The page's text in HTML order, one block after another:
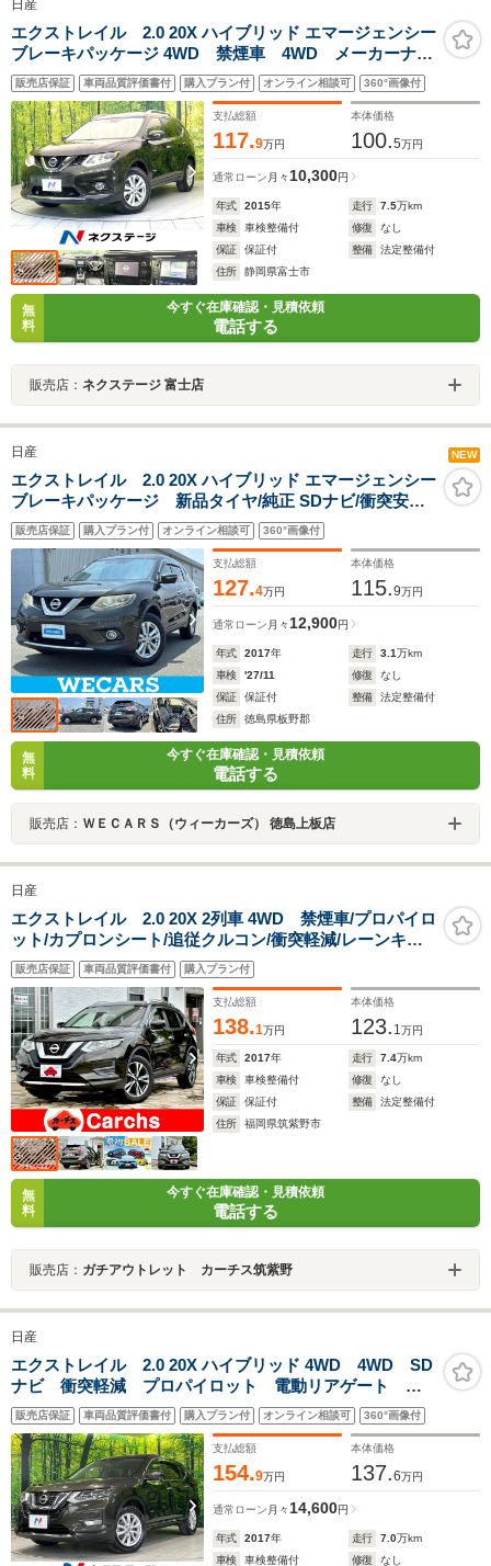
日産
エクストレイル 2.0 20X ハイブリッド エマージェンシー
ブレーキパッケージ 4WD 禁煙車 4WD メーカーナ
ビ 全周囲カメラ ガラスルーフ エマージェンシーブ
レーキ クルコン LEDヘッド オートライト フォグ
ライト スマートキー ETC デジタルインナーミラ
ー シートヒーター
販売店保証 車両品質評価書付 購入プラン付 オンライン相談可 360°画像付
支払総額
117.9万円
本体価格
100.5万円
通常ローン 月々 10,300円
年式 2015年 走行 7.5万km
車検
車検整備付 修復
なし
保証
保証付 整備
法定整備付
住所
静岡県富士市
無
料
今すぐ在庫確認・見積依頼
電話する
販売店： ネクステージ 富士店
日産 NEW
エクストレイル 2.0 20X ハイブリッド エマージェンシー
ブレーキパッケージ 新品タイヤ/純正 SDナビ/衝突安全
装置/シートヒーター/車線逸脱防止支援システム/シート
合皮/ヘッドランプ LED/ETC/EBD付ABS/横滑り防止装置/
アイドリングストップ/ワンセグTV
販売店保証 購入プラン付 オンライン相談可 360°画像付
支払総額
127.4万円
本体価格
115.9万円
通常ローン 月々 12,900円
年式 2017年 走行 3.1万km
車検
'27/11 修復
なし
保証
保証付 整備
法定整備付
住所
徳島県板野郡
無
料
今すぐ在庫確認・見積依頼
電話する
販売店： ＷＥＣＡＲＳ（ウィーカーズ） 徳島上板店
日産
エクストレイル 2.0 20X 2列車 4WD 禁煙車/プロパイロ
ット/カプロンシート/追従クルコン/衝突軽減/レーンキー
プ/純正フルセグナビ・バックカメラ/ETC/スマートキー/
純正AW/ドラレコ
販売店保証 車両品質評価書付 購入プラン付
支払総額
138.1万円
本体価格
123. 1 万円
年式 2017年 走行 7.4万km
車検
車検整備付 修復
なし
保証
保証付 整備
法定整備付
住所
福岡県筑紫野市
無
料
今すぐ在庫確認・見積依頼
電話する
販売店： ガチアウトレット カーチス筑紫野
日産
エクストレイル 2.0 20X ハイブリッド 4WD 4WD SD
ナビ 衝突軽減 プロパイロット 電動リアゲート バ
ックカメラ Bluetooth ETC シートヒーター LEDヘ
ッド オートライト スマートキー 電動パーキング
パワーウィンドウ
販売店保証 車両品質評価書付 購入プラン付 オンライン相談可 360°画像付
支払総額
154.9万円
本体価格
137.6万円
通常ローン 月々14,600円
年式 2017年 走行 7.0万km
車検
車検整備付 修復 なし